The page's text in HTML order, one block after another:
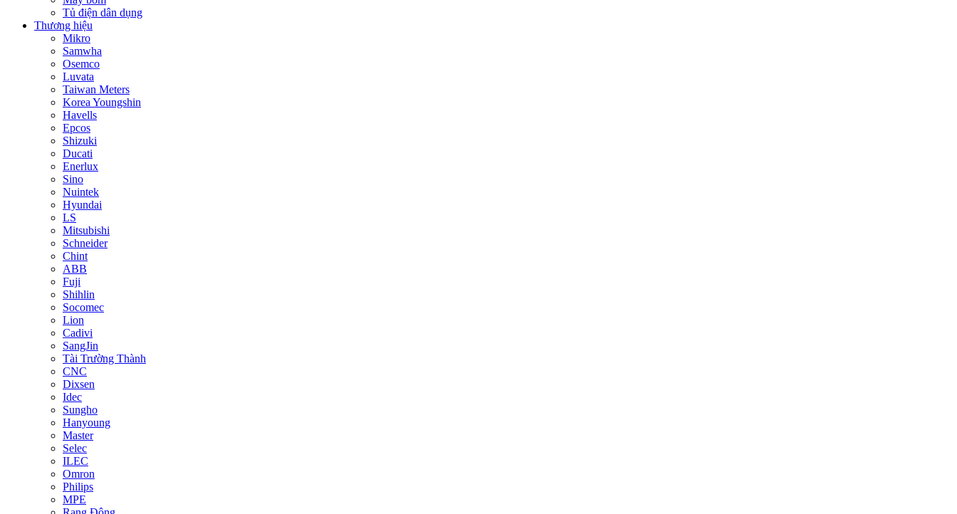
Tủ điện dân dụng
Thương hiệu
Mikro
Samwha
Osemco
Luvata
Taiwan Meters
Korea Youngshin
Havells
Epcos
Shizuki
Ducati
Enerlux
Sino
Nuintek
Hyundai
LS
Mitsubishi
Schneider
Chint
ABB
Fuji
Shihlin
Socomec
Lion
Cadivi
SangJin
Tài Trường Thành
CNC
Dixsen
Idec
Sungho
Hanyoung
Master
Selec
ILEC
Omron
Philips
MPE